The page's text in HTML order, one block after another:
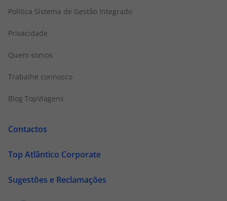
Politica Sistema de Gestão Integrado
Privacidade
Quem somos
Trabalhe connosco
Blog TopViagens
Contactos
Top Atlântico Corporate
Sugestões e Reclamações